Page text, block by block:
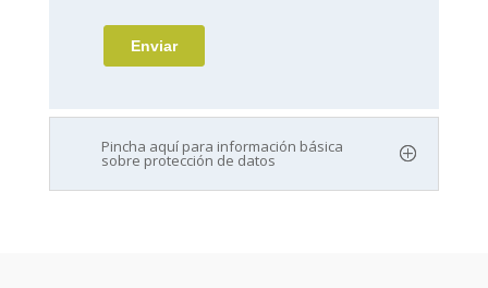
Pincha aquí para información básica
sobre protección de datos